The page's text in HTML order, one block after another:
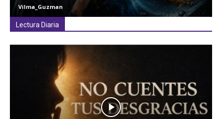
Vilma_Guzman
Lectura Diaria